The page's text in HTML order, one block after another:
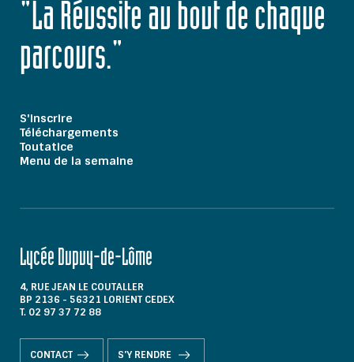
"La Réussite au bout de chaque
parcours."
S'inscrire
Téléchargements
Toutatice
Menu de la semaine
Lycée Dupuy-de-Lôme
4, RUE JEAN LE COUTALLER
BP 2136 - 56321 LORIENT CEDEX
T. 02 97 37 72 88
CONTACT S'Y RENDRE